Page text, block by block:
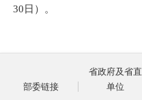
30日）。
部委链接
省政府及省直
单位